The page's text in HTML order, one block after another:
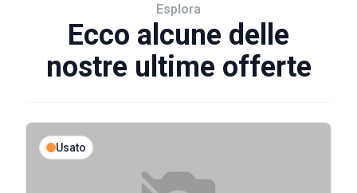
Esplora
Ecco alcune delle
nostre ultime offerte
Usato